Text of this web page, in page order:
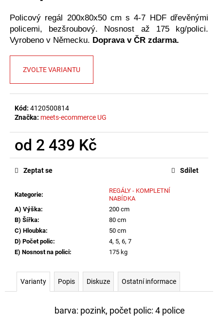
Policový regál 200x80x50 cm s 4-7 HDF dřevěnými
policemi, bezšroubový. Nosnost až 175 kg/polici.
Vyrobeno v Německu. Doprava v ČR zdarma.
ZVOLTE VARIANTU
Kód: 4120500814
Značka: meets-ecommerce UG
od 2 439 Kč
Měrná
Kategorie:
REGÁLY - KOMPLETNÍ
NABÍDKA
A) Výška:
200 cm
B) Šířka:
80 cm
C) Hloubka:
50 cm
D) Počet polic:
4, 5, 6, 7
E) Nosnost na polici: 175 kg
Zeptat se Sdílet
Varianty Popis Diskuze Ostatní informace
barva: pozink, počet polic: 4 police
u
j
e
m
e